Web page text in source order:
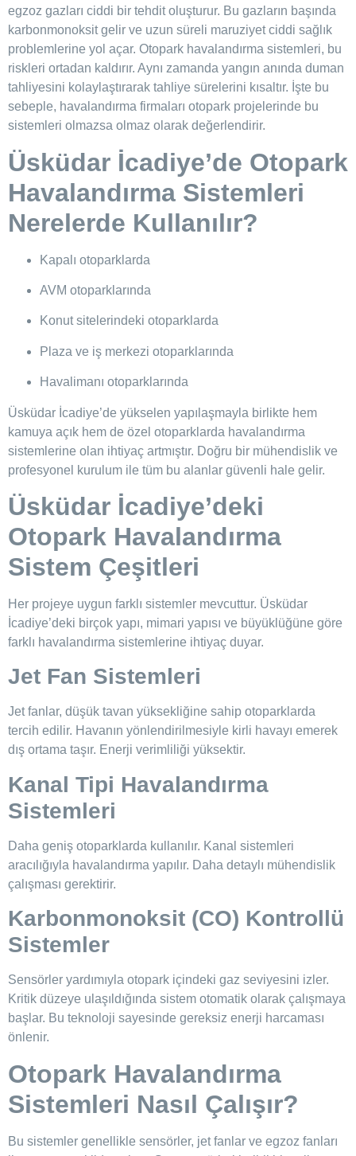
egzoz gazları ciddi bir tehdit oluşturur. Bu gazların başında
karbonmonoksit gelir ve uzun süreli maruziyet ciddi sağlık
problemlerine yol açar. Otopark havalandırma sistemleri, bu
riskleri ortadan kaldırır. Aynı zamanda yangın anında duman
tahliyesini kolaylaştırarak tahliye sürelerini kısaltır. İşte bu
sebeple, havalandırma firmaları otopark projelerinde bu
sistemleri olmazsa olmaz olarak değerlendirir.
Üsküdar İcadiye’de Otopark
Havalandırma Sistemleri
Nerelerde Kullanılır?
Kapalı otoparklarda
AVM otoparklarında
Konut sitelerindeki otoparklarda
Plaza ve iş merkezi otoparklarında
Havalimanı otoparklarında
Üsküdar İcadiye’de yükselen yapılaşmayla birlikte hem
kamuya açık hem de özel otoparklarda havalandırma
sistemlerine olan ihtiyaç artmıştır. Doğru bir mühendislik ve
profesyonel kurulum ile tüm bu alanlar güvenli hale gelir.
Üsküdar İcadiye’deki
Otopark Havalandırma
Sistem Çeşitleri
Her projeye uygun farklı sistemler mevcuttur. Üsküdar
İcadiye’deki birçok yapı, mimari yapısı ve büyüklüğüne göre
farklı havalandırma sistemlerine ihtiyaç duyar.
Jet Fan Sistemleri
Jet fanlar, düşük tavan yüksekliğine sahip otoparklarda
tercih edilir. Havanın yönlendirilmesiyle kirli havayı emerek
dış ortama taşır. Enerji verimliliği yüksektir.
Kanal Tipi Havalandırma
Sistemleri
Daha geniş otoparklarda kullanılır. Kanal sistemleri
aracılığıyla havalandırma yapılır. Daha detaylı mühendislik
çalışması gerektirir.
Karbonmonoksit (CO) Kontrollü
Sistemler
Sensörler yardımıyla otopark içindeki gaz seviyesini izler.
Kritik düzeye ulaşıldığında sistem otomatik olarak çalışmaya
başlar. Bu teknoloji sayesinde gereksiz enerji harcaması
önlenir.
Otopark Havalandırma
Sistemleri Nasıl Çalışır?
Bu sistemler genellikle sensörler, jet fanlar ve egzoz fanları